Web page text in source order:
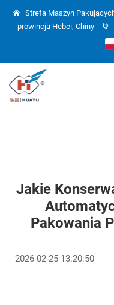
Strefa Maszyn
prowincja Hebei, Chiny
Jakie
Pakowania
2026-02-25 13:20:50